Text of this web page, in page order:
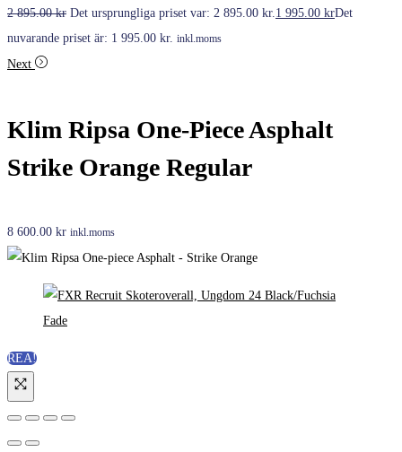
2 895.00kr Det ursprungliga priset var: 2 895.00 kr.1 995.00 krDet
nuvarande priset är: 1 995.00 kr. inkl.moms
Next
Klim Ripsa One-Piece Asphalt
Strike Orange Regular
8 600.00 kr inkl.moms
REA!